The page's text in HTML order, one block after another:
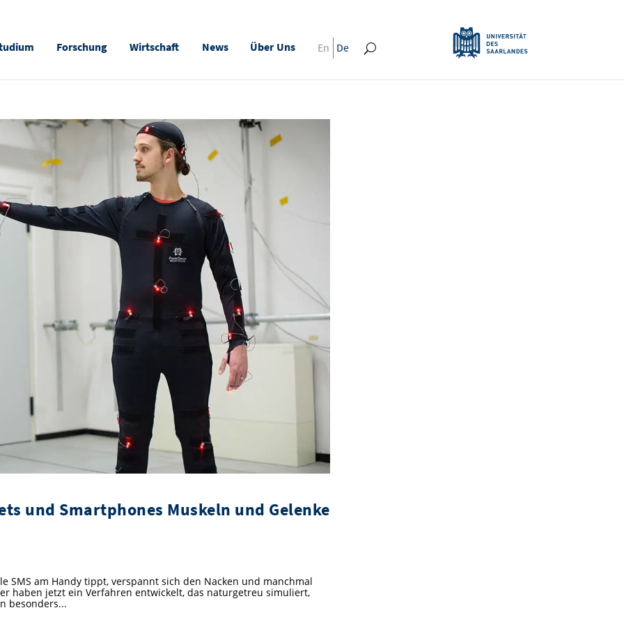
Forschung Wirtschaft News Über Uns En De
und Smartphones Muskeln und Gelenke
SMS am Handy tippt, verspannt sich den Nacken und manchmal
haben jetzt ein Verfahren entwickelt, das naturgetreu simuliert,
besonders...